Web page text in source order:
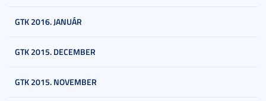
GTK 2016. JANUÁR
GTK 2015. DECEMBER
GTK 2015. NOVEMBER